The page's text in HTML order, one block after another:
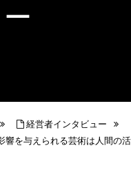
経営者インタビュー
を与えられる芸術は人間の